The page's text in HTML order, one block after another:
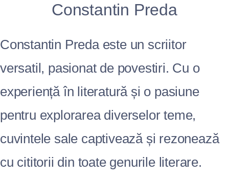
Constantin Preda
Constantin Preda este un scriitor
versatil, pasionat de povestiri. Cu o
experiență în literatură și o pasiune
pentru explorarea diverselor teme,
cuvintele sale captivează și rezonează
cu cititorii din toate genurile literare.